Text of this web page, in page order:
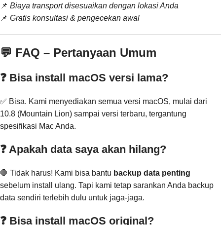
📌 Biaya transport disesuaikan dengan lokasi Anda
📌 Gratis konsultasi & pengecekan awal
💬 FAQ – Pertanyaan Umum
❓ Bisa install macOS versi lama?
✅ Bisa. Kami menyediakan semua versi macOS, mulai dari
10.8 (Mountain Lion) sampai versi terbaru, tergantung
spesifikasi Mac Anda.
❓ Apakah data saya akan hilang?
🛑 Tidak harus! Kami bisa bantu backup data penting
sebelum install ulang. Tapi kami tetap sarankan Anda backup
data sendiri terlebih dulu untuk jaga-jaga.
❓ Bisa install macOS original?